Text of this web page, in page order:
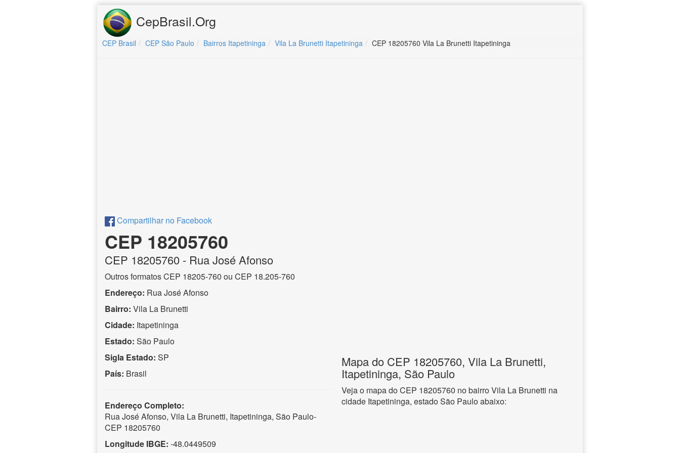
CepBrasil.Org
CEP Brasil CEP São Paulo Bairros Itapetininga Vila La Brunetti Itapetininga CEP 18205760 Vila La Brunetti Itapetininga
Compartilhar no Facebook
CEP 18205760
CEP 18205760 - Rua José Afonso
Outros formatos CEP 18205-760 ou CEP 18.205-760
Endereço: Rua José Afonso
Bairro: Vila La Brunetti
Cidade: Itapetininga
Estado: São Paulo
Sigla Estado: SP
País: Brasil
Endereço Completo:
Rua José Afonso, Vila La Brunetti, Itapetininga, São Paulo-
CEP 18205760
Longitude IBGE: -48.0449509
Mapa do CEP 18205760, Vila La Brunetti,
Itapetininga, São Paulo
Veja o mapa do CEP 18205760 no bairro Vila La Brunetti na
cidade Itapetininga, estado São Paulo abaixo: